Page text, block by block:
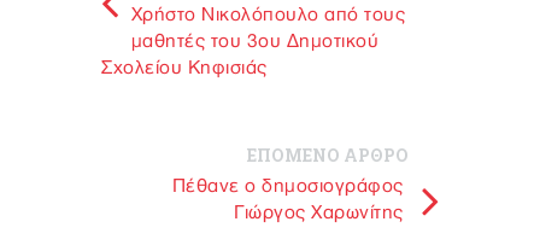
Χρήστο Νικολόπουλο από τους
μαθητές του 3ου Δημοτικού
Σχολείου Κηφισιάς
ΕΠΟΜΕΝΟ ΑΡΘΡΟ
Πέθανε ο δημοσιογράφος
Γιώργος Χαρωνίτης